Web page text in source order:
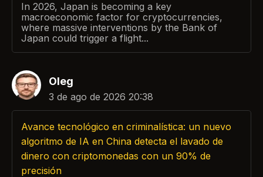
In 2026, Japan is becoming a key
macroeconomic factor for cryptocurrencies,
where massive interventions by the Bank of
Japan could trigger a flight...
Oleg
3 de ago de 2026 20:38
Avance tecnológico en criminalística: un nuevo
algoritmo de IA en China detecta el lavado de
dinero con criptomonedas con un 90% de
precisión